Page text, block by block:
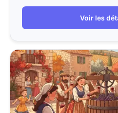
Voir les